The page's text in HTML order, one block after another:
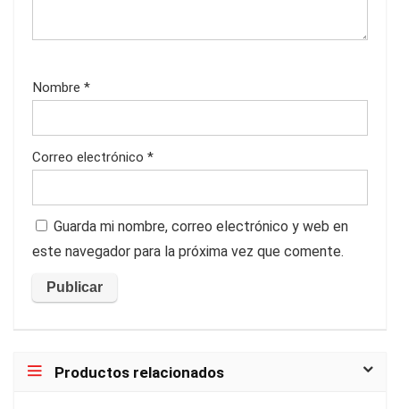
Nombre *
Correo electrónico *
Guarda mi nombre, correo electrónico y web en
este navegador para la próxima vez que comente.
Productos relacionados